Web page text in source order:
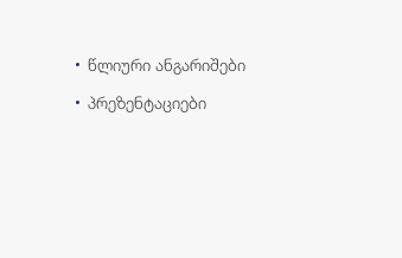
წლიური ანგარიშები
პრეზენტაციები